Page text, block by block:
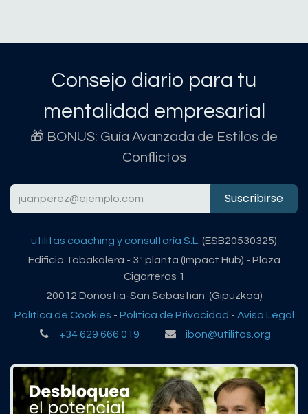
Consejo diario para tu
mentalidad empresarial
🎁 BONUS: Guía Avanzada de Estilos de
Conflictos
Suscribirse
utilitas coaching y consultoría S.L. (ESB20530325)
Edificio Tabakalera - 3º planta (Impact Hub) - Plaza
Cigarreras 1
20012 Donostia-San Sebastian (Gipuzkoa)
Política de Cookies - Política de Privacidad - Aviso Legal
+34 629 666 019
ibon@utilitas.org